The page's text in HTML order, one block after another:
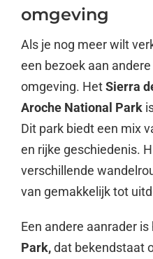
omgeving
Als je nog meer wilt
een bezoek aan andere
omgeving. HetSierra
Aroche National Park
Dit park biedt een mix
en rijke geschiedenis.
verschillende
van gemakkelijk tot
Een andere aanrader is
Park,dat bekendstaat